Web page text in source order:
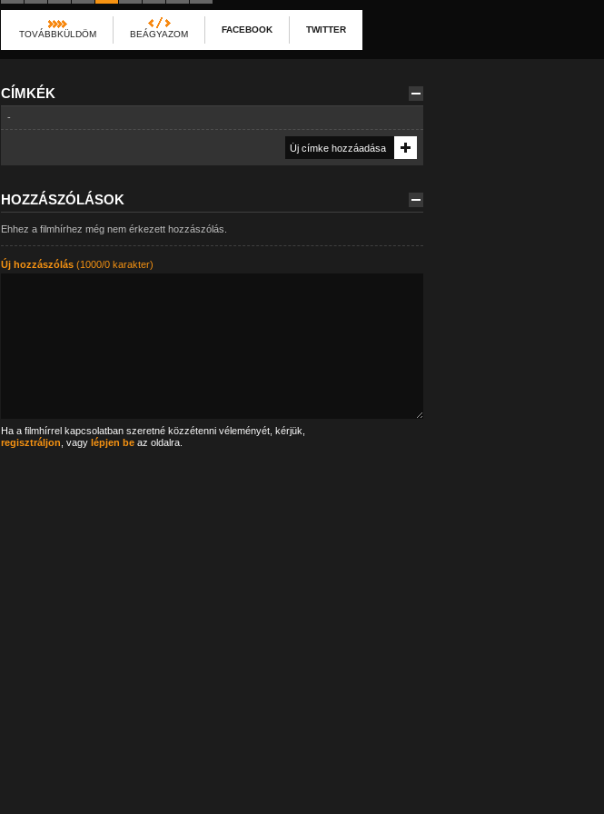
TOVÁBBKÜLDÖM BEÁGYAZOM FACEBOOK TWITTER
CÍMKÉK
-
HOZZÁSZÓLÁSOK
Ehhez a filmhírhez még nem érkezett hozzászólás.
Új hozzászólás(1000/0 karakter)
Ha a filmhírrel kapcsolatban szeretné közzétenni véleményét, kérjük,
regisztráljon , vagy lépjen beaz oldalra.